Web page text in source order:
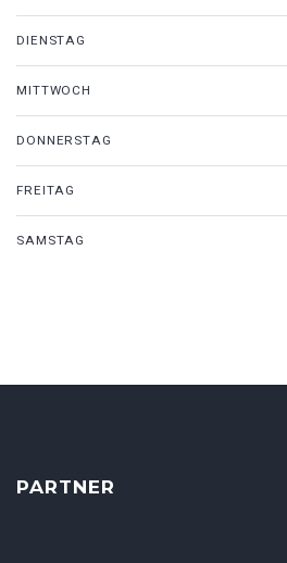
DIENSTAG
MITTWOCH
DONNERSTAG
FREITAG
SAMSTAG
PARTNER